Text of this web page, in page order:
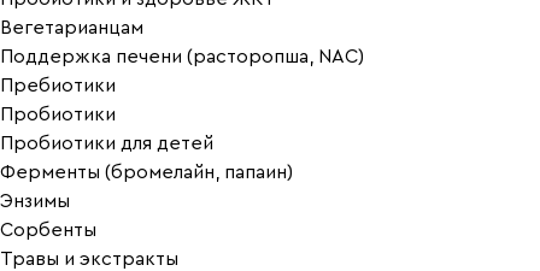
Вегетарианцам
Поддержка печени (расторопша, NAC)
Пребиотики
Пробиотики
Пробиотики для детей
Ферменты (бромелайн, папаин)
Энзимы
Сорбенты
Травы и экстракты